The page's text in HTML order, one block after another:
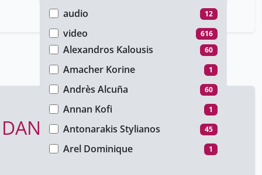
Achard Pablo 45
Alain Hugentobler 60
Alexandros Kalousis 60
Amacher Korine 1
Andrès Alcuña 60
Annan Kofi 1
Antonarakis Stylianos 45
Arel Dominique 1
audio
12
video 616
LES LITTÉRATURES